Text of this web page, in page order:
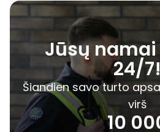
Jūsų
24/
Šiandien savo turto
virš
10